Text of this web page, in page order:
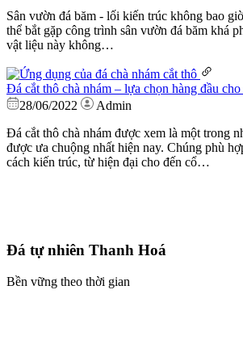
Sân vườn đá băm - lối kiến trúc không bao
thể bắt gặp công trình sân vườn đá băm khá
vật liệu này không…
Đá cắt thô chà nhám – lựa chọn hàng đầu
28/06/2022
Admin
Đá cắt thô chà nhám được xem là một trong
được ưa chuộng nhất hiện nay. Chúng phù
cách kiến trúc, từ hiện đại cho đến cổ…
Đá tự nhiên Thanh Hoá
Bền vững theo thời gian